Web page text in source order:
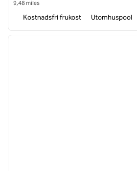
9,48 miles
Kostnadsfri frukost Utomhuspool
1 av 12